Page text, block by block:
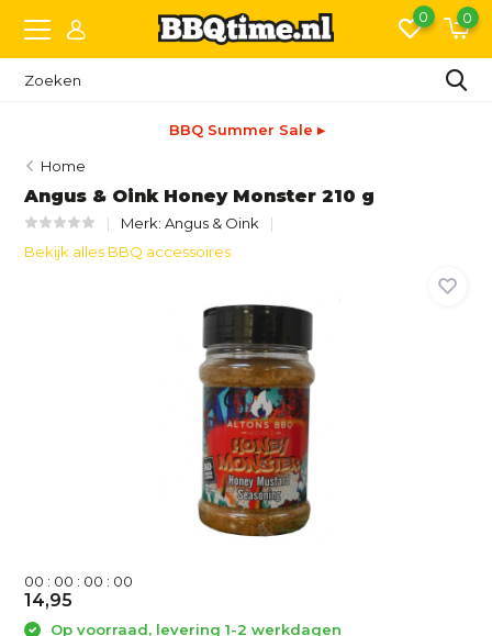
0 0
BBQ Summer Sale ▸
Home
Angus & Oink Honey Monster 210 g
Merk:Angus & Oink
Bekijk alles BBQ accessoires
00 : 00 : 00 : 00
14,95
Op voorraad, levering 1-2 werkdagen